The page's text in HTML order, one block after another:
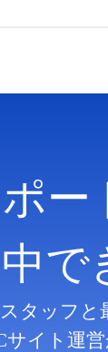
ー
で
タッフと
サイト運